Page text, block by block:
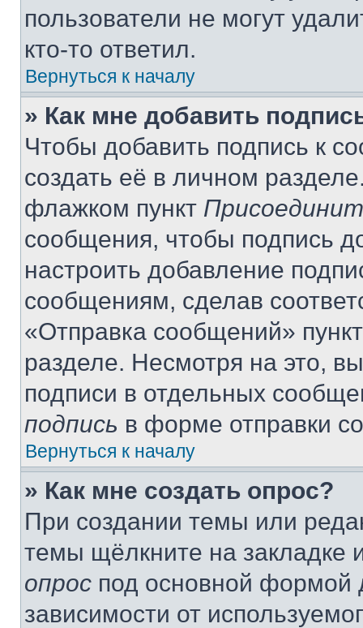
пользователи не могут
кто-то ответил.
Вернуться к началу
» Как мне добавить
Чтобы добавить подпись к
создать её в личном
флажком пункт
сообщения, чтобы подпись
настроить добавление
сообщениям, сделав
«Отправка сообщений»
разделе. Несмотря на это,
подписи в отдельных
подпись в форме отправки
Вернуться к началу
» Как мне создать опрос?
При создании темы или
темы щёлкните на
опрос под основной формой
зависимости от